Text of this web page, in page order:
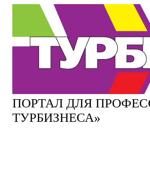
ПОРТАЛ ДЛЯ
ТУРБИЗНЕСА»